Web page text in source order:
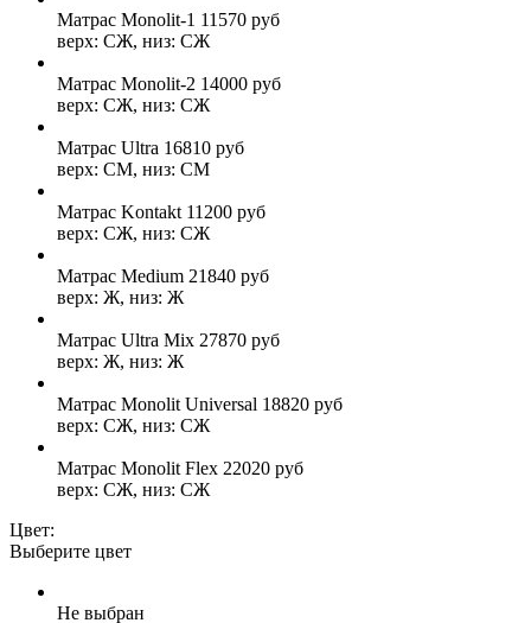
Матрас Monolit-1 11570 руб
верх: СЖ, низ: СЖ
Матрас Monolit-2 14000 руб
верх: СЖ, низ: СЖ
Матрас Ultra 16810 руб
верх: СМ, низ: СМ
Матрас Kontakt 11200 руб
верх: СЖ, низ: СЖ
Матрас Medium 21840 руб
верх: Ж, низ: Ж
Матрас Ultra Mix 27870 руб
верх: Ж, низ: Ж
Матрас Monolit Universal 18820 руб
верх: СЖ, низ: СЖ
Матрас Monolit Flex 22020 руб
верх: СЖ, низ: СЖ
Цвет:
Выберите цвет
Не выбран